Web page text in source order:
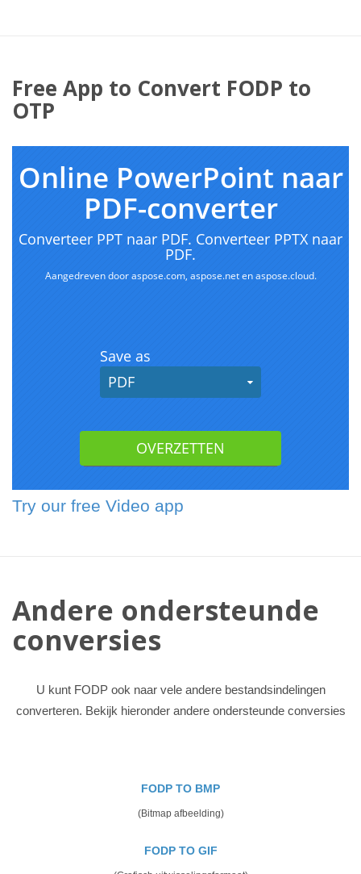
Free App to Convert FODP to
OTP
Try our free Video app
Andere ondersteunde
conversies
U kunt FODP ook naar vele andere bestandsindelingen
converteren. Bekijk hieronder andere ondersteunde conversies
FODP TO BMP
(Bitmap afbeelding)
FODP TO GIF